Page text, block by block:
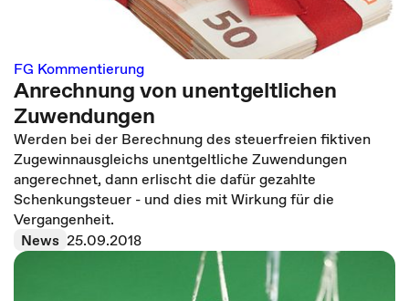
FG Kommentierung
Anrechnung von unentgeltlichen
Zuwendungen
Werden bei der Berechnung des steuerfreien fiktiven
Zugewinnausgleichs unentgeltliche Zuwendungen
angerechnet, dann erlischt die dafür gezahlte
Schenkungsteuer - und dies mit Wirkung für die
Vergangenheit.
News 25.09.2018